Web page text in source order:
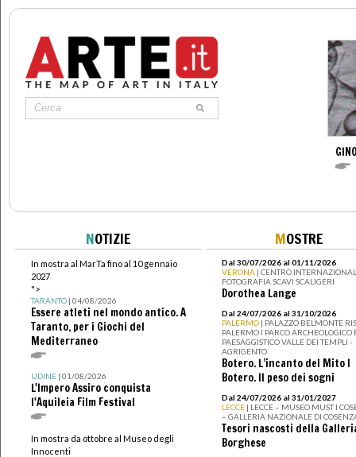
NOTIZIE
In mostra al MarTa fino al 10 gennaio
2027
">
TARANTO| 04/08/2026
Essere atleti nel mondo antico. A
Taranto, per i Giochi del
Mediterraneo
UDINE| 01/08/2026
L'Impero Assiro conquista
l'Aquileia Film Festival
In mostra da ottobre al Museo degli
Innocenti
MOSTRE
Dal 30/07/2026 al 01/11/2026
VERONA | CENTRO
FOTOGRAFIA SCAVI SCALIGERI
Dorothea Lange
Dal 24/07/2026 al 31/10/2026
PALERMO | PALAZZO BELMONTE
PALERMO I PARCO ARCHEOLOGICO
PAESAGGISTICO VALLE DEI TEMPLI -
AGRIGENTO
Botero. L’incanto del Mito I
Botero. Il peso dei sogni
Dal 24/07/2026 al 31/01/2027
LECCE | LECCE – MUSEO MUST I
– GALLERIA NAZIONALE DI
Tesori nascosti della
Borghese